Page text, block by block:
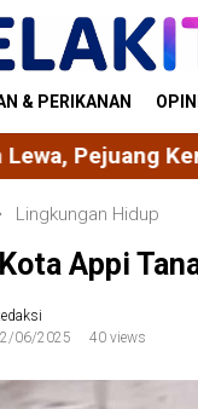
& PERIKANAN OPINI
dari Tanah
Lingkungan Hidup
Appi
06/2025
40 views